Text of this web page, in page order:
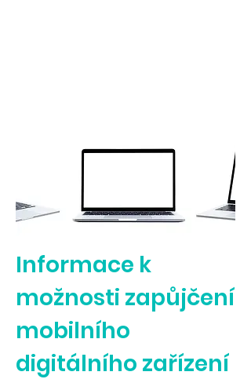
Informace k
možnosti zapůjčení
mobilního
digitálního zařízení